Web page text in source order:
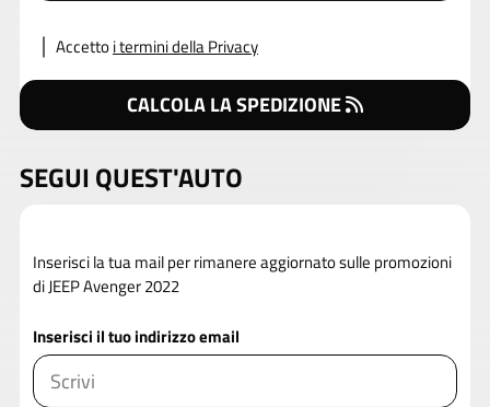
Accettoi termini della Privacy
CALCOLA LA SPEDIZIONE
SEGUI QUEST'AUTO
Inserisci la tua mail per rimanere aggiornato sulle promozioni
di JEEP Avenger 2022
Inserisci il tuo indirizzo email